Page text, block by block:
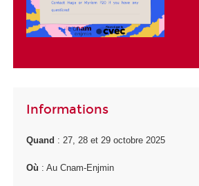
Informations
Quand : 27, 28 et 29 octobre 2025
Où : Au Cnam-Enjmin